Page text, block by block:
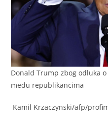
Donald Trump zbog odluka
među republikancima
Kamil Krzaczynski/afp/